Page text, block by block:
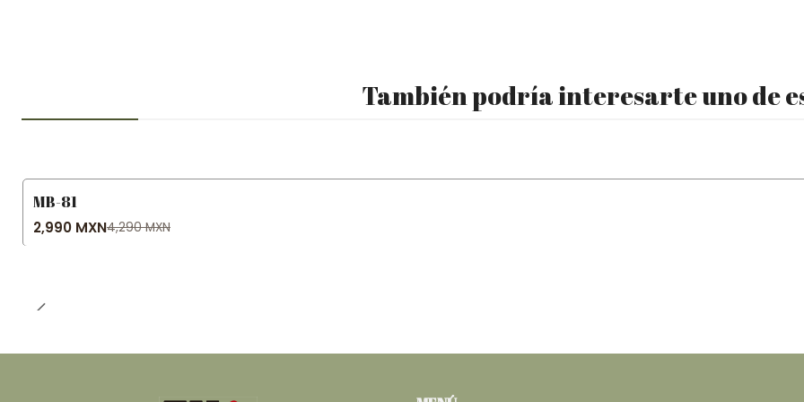
También podría interesarte uno de
-30% OFF
Agotado
MB-81
2,990 MXN4,290 MXN